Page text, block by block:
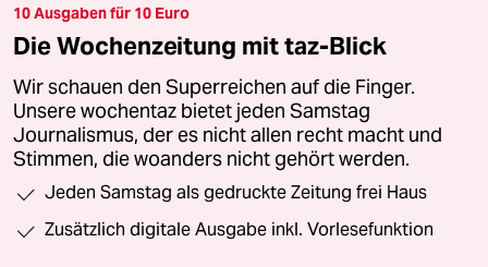
10 Ausgaben für 10 Euro
Die Wochenzeitung mit taz-Blick
Wir schauen den Superreichen auf die Finger.
Unsere wochentaz bietet jeden Samstag
Journalismus, der es nicht allen recht macht und
Stimmen, die woanders nicht gehört werden.
Jeden Samstag als gedruckte Zeitung frei Haus
Zusätzlich digitale Ausgabe inkl. Vorlesefunktion